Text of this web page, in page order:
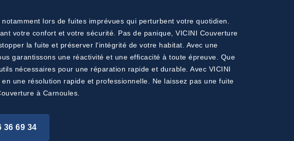
lors de fuites imprévues qui perturbent votre quotidien.
votre confort et votre sécurité. Pas de panique, VICINI Couverture
la fuite et préserver l'intégrité de votre habitat. Avec une
garantissons une réactivité et une efficacité à toute épreuve. Que
nécessaires pour une réparation rapide et durable. Avec VICINI
une résolution rapide et professionnelle. Ne laissez pas une fuite
à Carnoules.
36 69 34